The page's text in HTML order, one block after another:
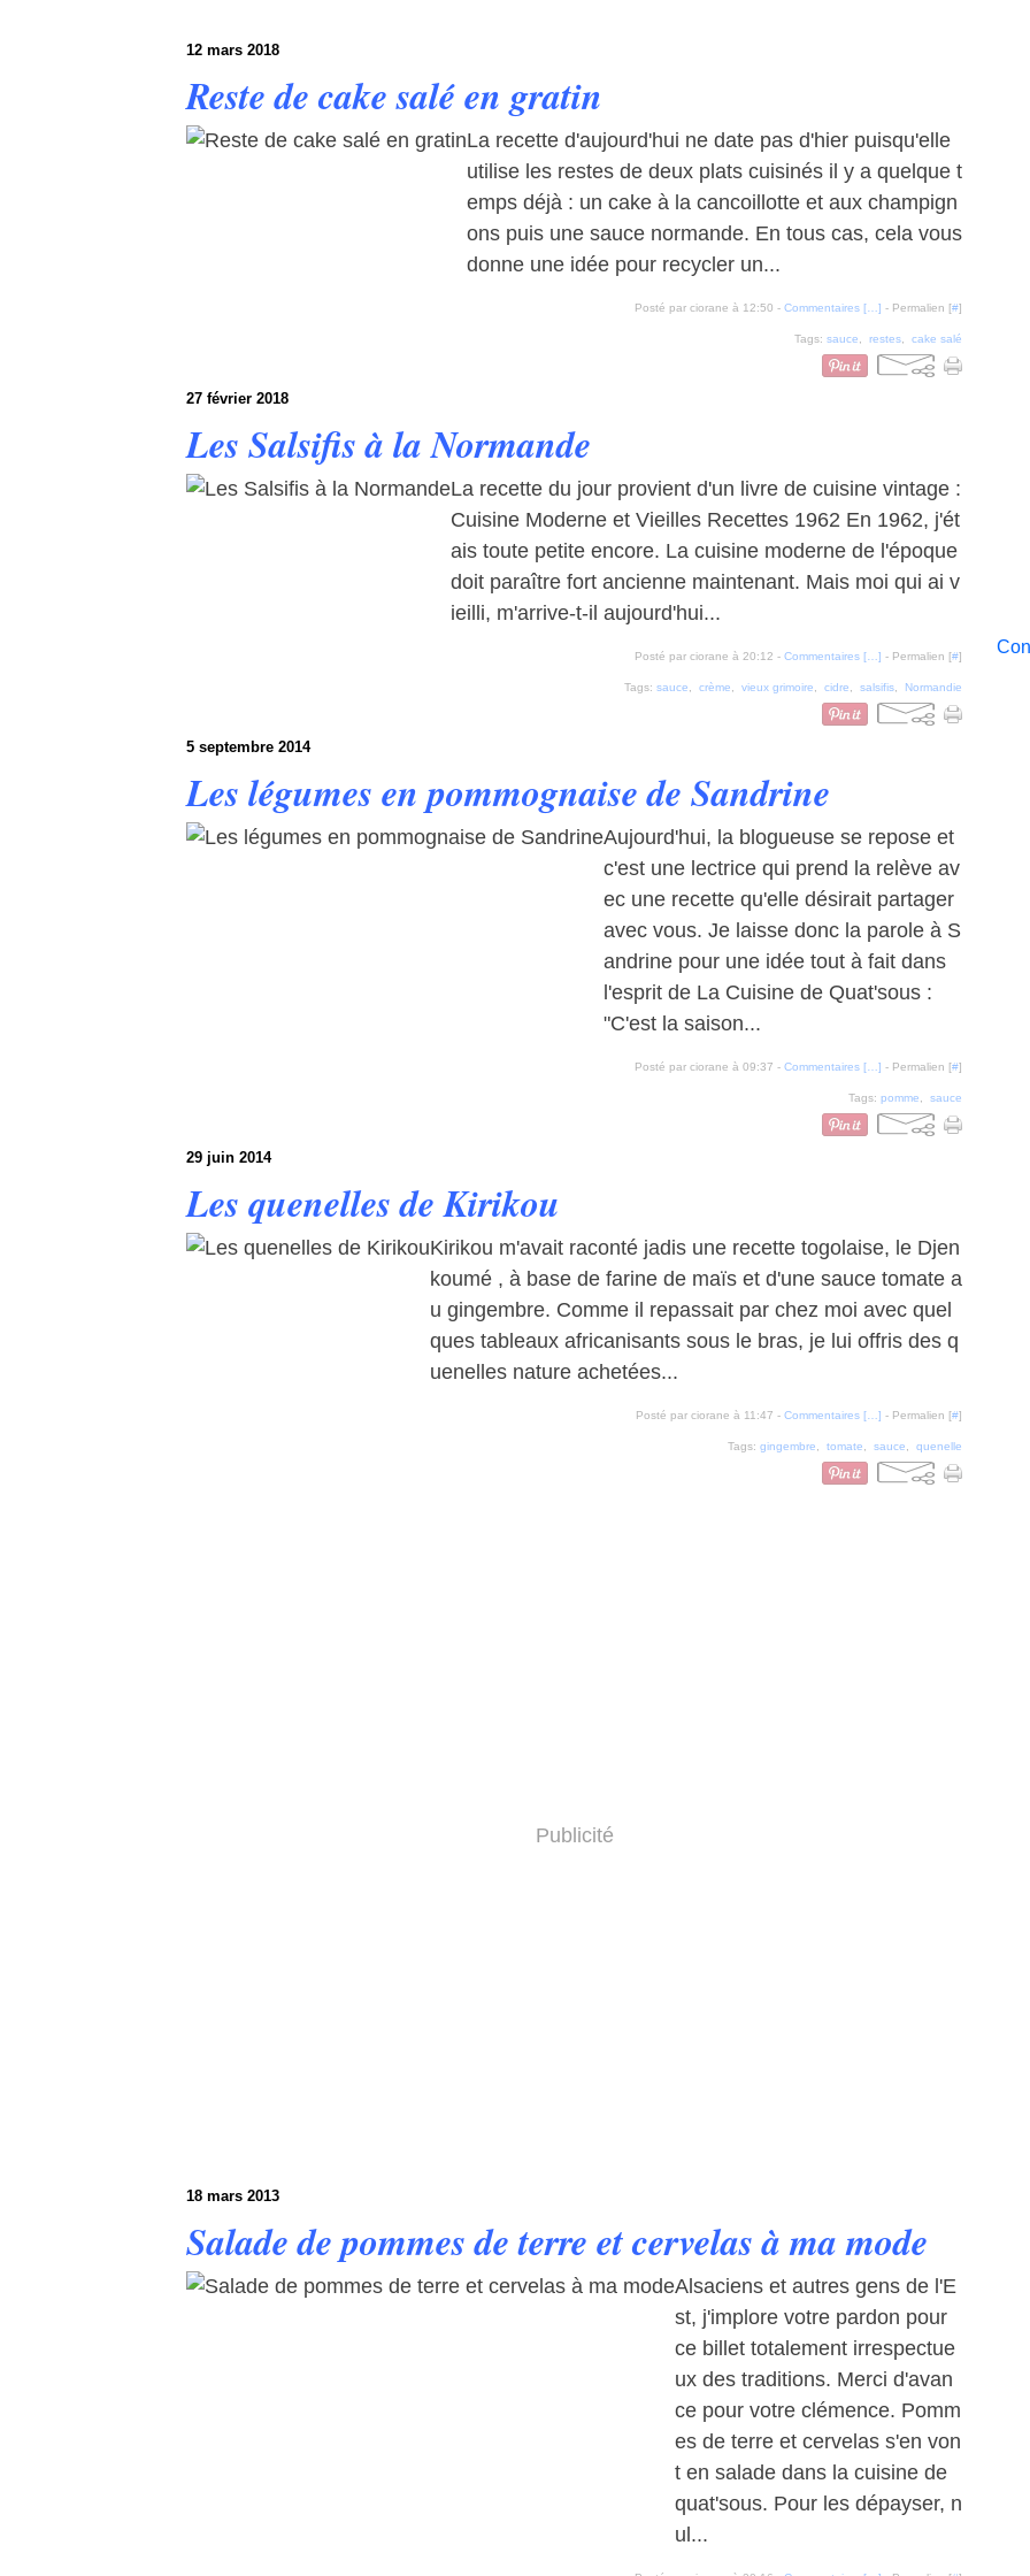
12 mars 2018
Reste de cake salé en gratin
La recette d'aujourd'hui ne date pas d'hier puisqu'elle
utilise les restes de deux plats cuisinés il y a quelque t
emps déjà : un cake à la cancoillotte et aux champign
ons puis une sauce normande. En tous cas, cela vous
donne une idée pour recycler un...
Posté par ciorane à 12:50 - Commentaires [ ] - Permalien [#]
Tags: sauce restes cake salé
27 février 2018
Les Salsifis à la Normande
La recette du jour provient d'un livre de cuisine vintage :
Cuisine Moderne et Vieilles Recettes 1962 En 1962, j'ét
ais toute petite encore. La cuisine moderne de l'époque
doit paraître fort ancienne maintenant. Mais moi qui ai v
ieilli, m'arrive-t-il aujourd'hui...
Posté par ciorane à 20:12 - Commentaires [ ] - Permalien [#]
Tags: sauce crème vieux grimoire cidre salsifis Normandie
5 septembre 2014
Les légumes en pommognaise de Sandrine
Aujourd'hui, la blogueuse se repose et
c'est une lectrice qui prend la relève av
ec une recette qu'elle désirait partager
avec vous. Je laisse donc la parole à S
andrine pour une idée tout à fait dans
l'esprit de La Cuisine de Quat'sous :
"C'est la saison...
Posté par ciorane à 09:37 - Commentaires [ ] - Permalien [#]
Tags: pomme sauce
29 juin 2014
Les quenelles de Kirikou
Kirikou m'avait raconté jadis une recette togolaise, le Djen
koumé , à base de farine de maïs et d'une sauce tomate a
u gingembre. Comme il repassait par chez moi avec quel
ques tableaux africanisants sous le bras, je lui offris des q
uenelles nature achetées...
Posté par ciorane à 11:47 - Commentaires [ ] - Permalien [#]
Tags: gingembre tomate sauce quenelle
Publicité
18 mars 2013
Salade de pommes de terre et cervelas à ma mode
Alsaciens et autres gens de l'E
st, j'implore votre pardon pour
ce billet totalement irrespectue
ux des traditions. Merci d'avan
ce pour votre clémence. Pomm
es de terre et cervelas s'en von
t en salade dans la cuisine de
quat'sous. Pour les dépayser, n
ul...